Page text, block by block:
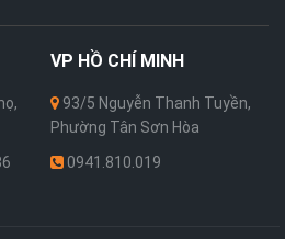
VP HỒ CHÍ MINH
93/5 Nguyễn Thanh Tuyền,
Phường Tân Sơn Hòa
0941.810.019